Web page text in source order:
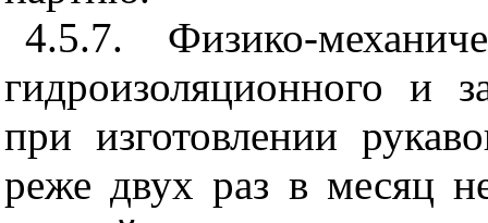
4.5.7. Физико-
гидроизоляционного и
при изготовлении
реже двух раз в месяц